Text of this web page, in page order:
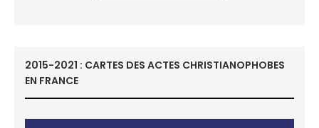
2015-2021 : CARTES DES ACTES CHRISTIANOPHOBES
EN FRANCE